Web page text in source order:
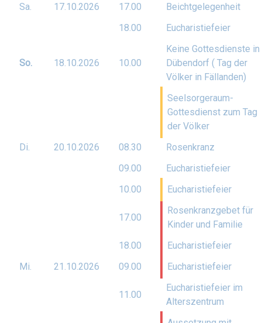
Sa.
17.10.2026 17.00
Beichtgelegenheit
18.00
Eucharistiefeier
So. 18.10.2026 10.00
Keine Gottesdienste in
Dübendorf ( Tag der
Völker in Fällanden)
Seelsorgeraum-
Gottesdienst zum Tag
der Völker
Di.
20.10.2026 08.30
Rosenkranz
09.00
Eucharistiefeier
10.00
Eucharistiefeier
17.00
Rosenkranzgebet für
Kinder und Familie
18.00
Eucharistiefeier
Mi.
21.10.2026 09.00 Eucharistiefeier
11.00
Eucharistiefeier im
Alterszentrum